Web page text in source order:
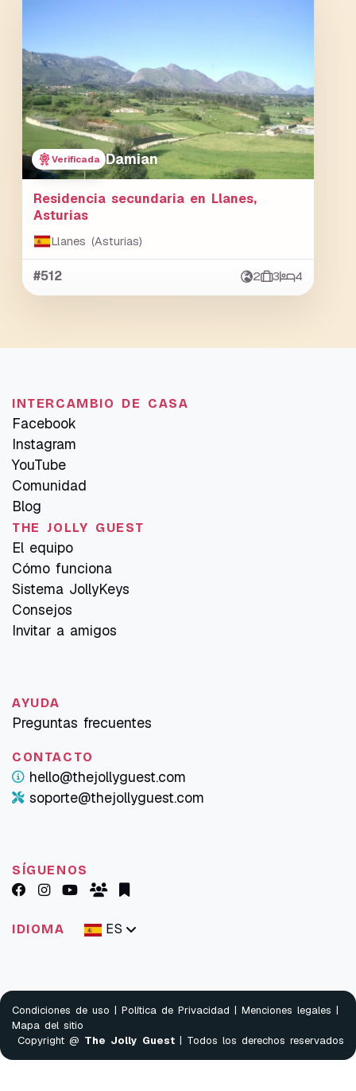
Verificada Damian
Residencia secundaria en Llanes,
Asturias
Llanes (Asturias)
#512 2 3 4
INTERCAMBIO DE CASA
Facebook
Instagram
YouTube
Comunidad
Blog
THE JOLLY GUEST
El equipo
Cómo funciona
Sistema JollyKeys
Consejos
Invitar a amigos
AYUDA
Preguntas frecuentes
CONTACTO
hello@thejollyguest.com
soporte@thejollyguest.com
SÍGUENOS
IDIOMA ES
Condiciones de uso | Política de Privacidad | Menciones legales |
Mapa del sitio
Copyright @ The Jolly Guest | Todos los derechos reservados